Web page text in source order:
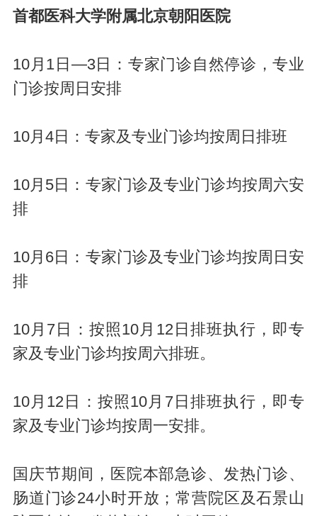
首都医科大学附属北京朝阳医院
10月1日—3日：专家门诊自然停诊，专业
门诊按周日安排
10月4日：专家及专业门诊均按周日排班
10月5日：专家门诊及专业门诊均按周六安
排
10月6日：专家门诊及专业门诊均按周日安
排
10月7日：按照10月12日排班执行，即专
家及专业门诊均按周六排班。
10月12日：按照10月7日排班执行，即专
家及专业门诊均按周一安排。
国庆节期间，医院本部急诊、发热门诊、
肠道门诊24小时开放；常营院区及石景山